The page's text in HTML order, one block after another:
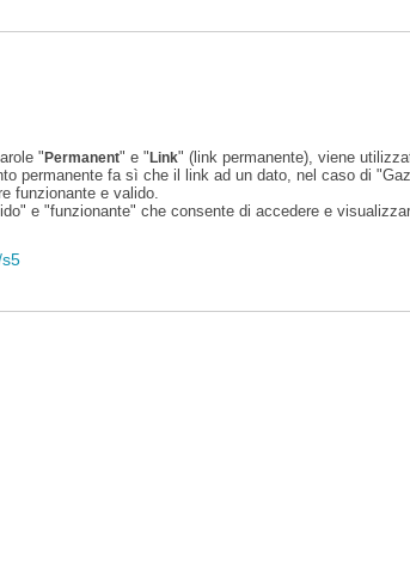
"Permanent" e "Link" (link permanente), viene
permanente fa sì che il link ad un dato, nel caso di
funzionante e valido.
e "funzionante" che consente di accedere e